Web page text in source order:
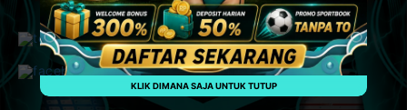
Klik untuk hubungi customer service kami
KLIK DIMANA SAJA UNTUK TUTUP